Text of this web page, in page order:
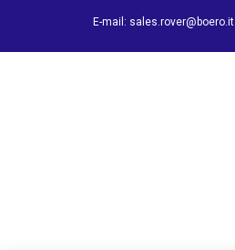
E-mail: sales.rover@boero.it